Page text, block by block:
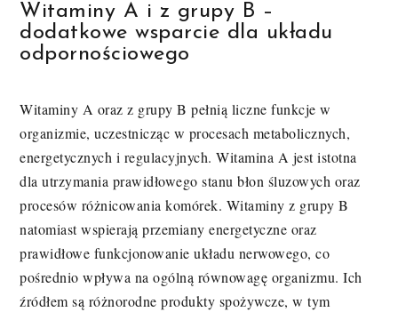
Witaminy A i z grupy B –
dodatkowe wsparcie dla układu
odpornościowego
Witaminy A oraz z grupy B pełnią liczne funkcje w
organizmie, uczestnicząc w procesach metabolicznych,
energetycznych i regulacyjnych. Witamina A jest istotna
dla utrzymania prawidłowego stanu błon śluzowych oraz
procesów różnicowania komórek. Witaminy z grupy B
natomiast wspierają przemiany energetyczne oraz
prawidłowe funkcjonowanie układu nerwowego, co
pośrednio wpływa na ogólną równowagę organizmu. Ich
źródłem są różnorodne produkty spożywcze, w tym